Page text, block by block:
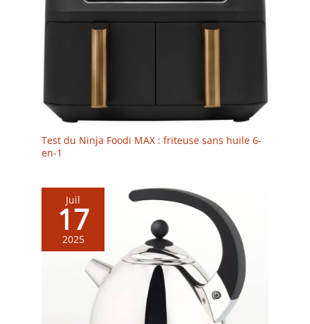
Test du Ninja Foodi MAX : friteuse sans huile 6-
en-1
Juil
17
2025